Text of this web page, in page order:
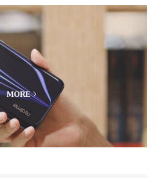
行走，如户外出游时，转换为双
量，减轻肩部压力。
码测评
MORE